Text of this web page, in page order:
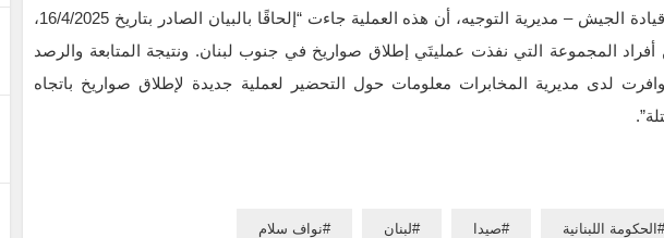
وأوضح البيان الصادر عن قيادة الجيش – مديرية التوجيه، أن هذه العملية جاءت “إلحاقًا بالبيان الصادر بتاريخ 16/4/2025،
المجموعة التي نفذت عمليتَي إطلاق صواريخ في جنوب لبنان. ونتيجة المتابعة والرصد
لدى مديرية المخابرات معلومات حول التحضير لعملية جديدة لإطلاق صواريخ باتجاه
الحكومة اللبنانية صيدا لبنان نواف سلام